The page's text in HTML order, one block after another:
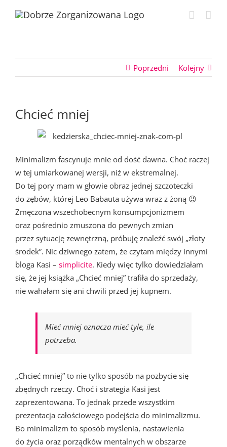
Poprzedni Kolejny
Chcieć mniej
Minimalizm fascynuje mnie od dość dawna. Choć raczej
w tej umiarkowanej wersji, niż w ekstremalnej.
Do tej pory mam w głowie obraz jednej szczoteczki
do zębów, której Leo Babauta używa wraz z żoną 😉
Zmęczona wszechobecnym konsumpcjonizmem
oraz pośrednio zmuszona do pewnych zmian
przez sytuację zewnętrzną, próbuję znaleźć swój „złoty
środek”. Nic dziwnego zatem, że czytam między innymi
bloga Kasi – simplicite. Kiedy więc tylko dowiedziałam
się, że jej książka „Chcieć mniej” trafiła do sprzedaży,
nie wahałam się ani chwili przed jej kupnem.
Mieć mniej oznacza mieć tyle, ile
potrzeba.
„Chcieć mniej” to nie tylko sposób na pozbycie się
zbędnych rzeczy. Choć i strategia Kasi jest
zaprezentowana. To jednak przede wszystkim
prezentacja całościowego podejścia do minimalizmu.
Bo minimalizm to sposób myślenia, nastawienia
do życia oraz porządków mentalnych w obszarze